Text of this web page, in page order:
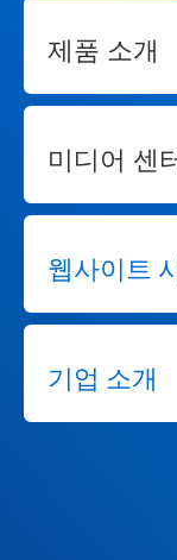
제품 소개
미디어 센
웹사이트
기업 소개